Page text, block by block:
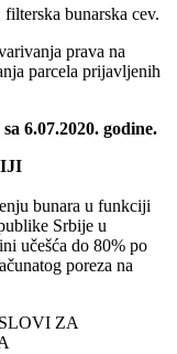
bunarska cev.
prava na
parcela prijavljenih
6.07.2020. godine.
bunara u funkciji
Srbije u
učešća do 80% po
poreza na
ZA